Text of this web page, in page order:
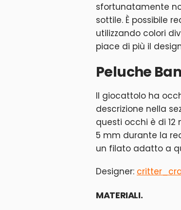
sfortunatamente
sottile. È possibile
utilizzando colori
piace di più il
Peluche
Il giocattolo ha
descrizione nella
questi occhi è di
5 mm durante la
un filato adatto a
Designer:
MATERIALI.